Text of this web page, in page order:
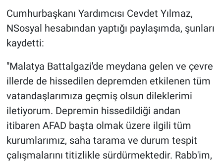
Cumhurbaşkanı Yardımcısı Cevdet Yılmaz,
NSosyal hesabından yaptığı paylaşımda, şunları
kaydetti:
"Malatya Battalgazi'de meydana gelen ve çevre
illerde de hissedilen depremden etkilenen tüm
vatandaşlarımıza geçmiş olsun dileklerimi
iletiyorum. Depremin hissedildiği andan
itibaren AFAD başta olmak üzere ilgili tüm
kurumlarımız, saha tarama ve durum tespit
çalışmalarını titizlikle sürdürmektedir. Rabb'im,